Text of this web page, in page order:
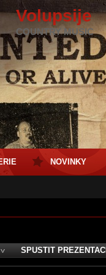
Volupsije
COUNTRY MUSIC
SPUSTIT PREZENTACI
NOVINKY